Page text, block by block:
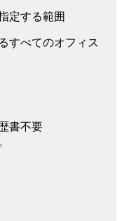
定する範囲
すべてのオフィス
書不要